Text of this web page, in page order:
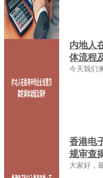
内地人
体流程
今天我们
香港电
规审查
大家好，